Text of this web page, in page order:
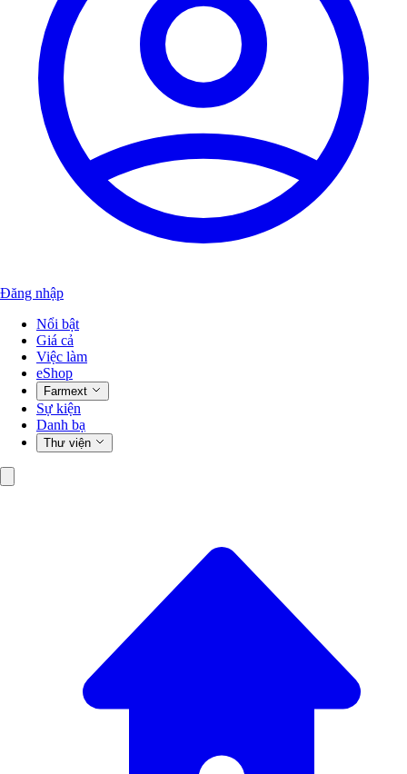
Đăng nhập
Nổi bật
Giá cả
Việc làm
eShop
Farmext
Sự kiện
Danh bạ
Thư viện